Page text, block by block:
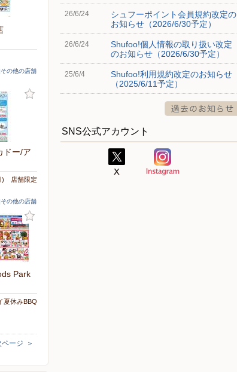
の他の店舗
ドー/ア
) 店舗限定
の他の店舗
Park
夏休みBBQ
ページ ＞
26/6/24
シュフーポイント会員規約改定の
お知らせ（2026/6/30予定）
26/6/24
Shufoo!個人情報の取り扱い改定
のお知らせ（2026/6/30予定）
25/6/4
Shufoo!利用規約改定のお知らせ
（2025/6/11予定）
SNS公式アカウント